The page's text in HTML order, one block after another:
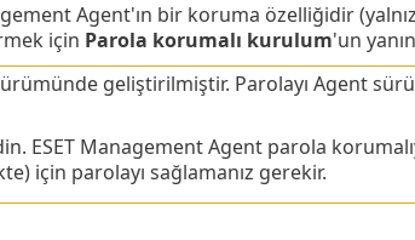
Agent'ın bir koruma özelliğidir
için Parola korumalı kurulum'un
geliştirilmiştir. Parolayı Agent
ESET Management Agent parola
için parolayı sağlamanız gerekir.